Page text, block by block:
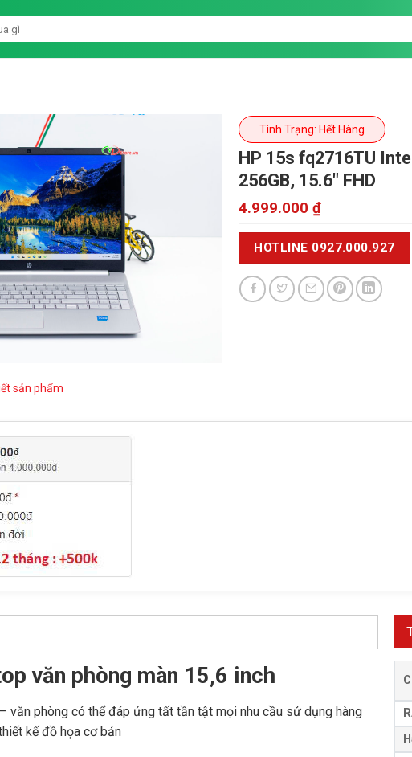
sản phẩm
Tình Trạng: Hết Hàng
HP 15s fq2716TU
256GB, 15.6" FHD
4.999.000 ₫
HOTLINE 0927.000.927
văn phòng màn 15,6 inch
văn phòng có thể đáp ứng tất tần tật mọi nhu cầu sử dụng hàng
kế đồ họa cơ bản